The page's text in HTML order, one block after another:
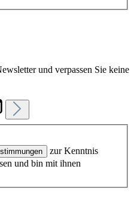
und verpassen Sie keine
zur Kenntnis
und bin mit ihnen